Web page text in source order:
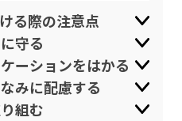
る際の注意点
守る
ーションをはかる
みに配慮する
組む